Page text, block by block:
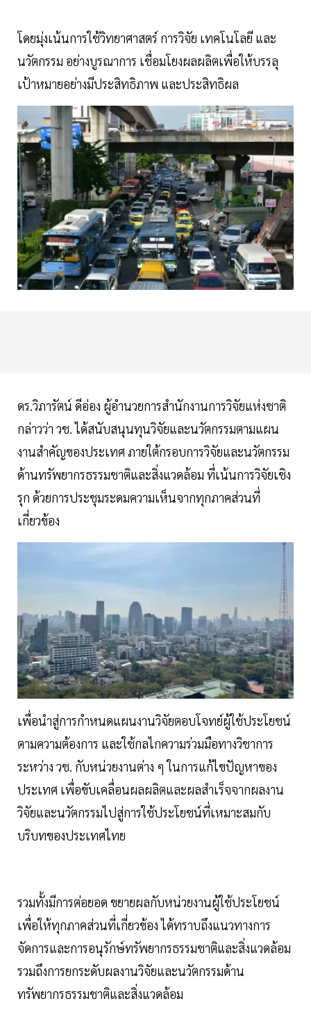
โดยมุ่งเน้นการใช้วิทยาศาสตร์ การวิจัย เทคโนโลยี และ
นวัตกรรม อย่างบูรณาการ เชื่อมโยงผลผลิตเพื่อให้บรรลุ
เป้าหมายอย่างมีประสิทธิภาพ และประสิทธิผล
ดร.วิภารัตน์ ดีอ่อง ผู้อำนวยการสำนักงานการวิจัยแห่งชาติ
กล่าวว่า วช. ได้สนับสนุนทุนวิจัยและนวัตกรรมตามแผน
งานสำคัญของประเทศ ภายใต้กรอบการวิจัยและนวัตกรรม
ด้านทรัพยากรธรรมชาติและสิ่งแวดล้อม ที่เน้นการวิจัยเชิง
รุก ด้วยการประชุมระดมความเห็นจากทุกภาคส่วนที่
เกี่ยวข้อง
เพื่อนำสู่การกำหนดแผนงานวิจัยตอบโจทย์ผู้ใช้ประโยชน์
ตามความต้องการ และใช้กลไกความร่วมมือทางวิชาการ
ระหว่าง วช. กับหน่วยงานต่าง ๆ ในการแก้ไขปัญหาของ
ประเทศ เพื่อขับเคลื่อนผลผลิตและผลสำเร็จจากผลงาน
วิจัยและนวัตกรรมไปสู่การใช้ประโยชน์ที่เหมาะสมกับ
บริบทของประเทศไทย
รวมทั้งมีการต่อยอด ขยายผลกับหน่วยงานผู้ใช้ประโยชน์
เพื่อให้ทุกภาคส่วนที่เกี่ยวข้อง ได้ทราบถึงแนวทางการ
จัดการและการอนุรักษ์ทรัพยากรธรรมชาติและสิ่งแวดล้อม
รวมถึงการยกระดับผลงานวิจัยและนวัตกรรมด้าน
ทรัพยากรธรรมชาติและสิ่งแวดล้อม